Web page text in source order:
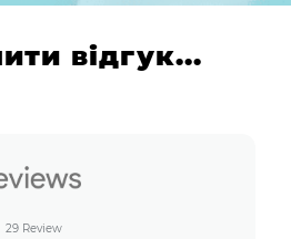
відгук...
29 Review